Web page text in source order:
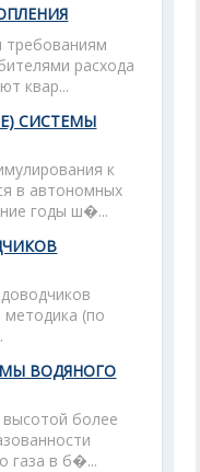
расхода
квар...
СИСТЕМЫ
к
в автономных
годы ш�...
(по
ВОДЯНОГО
более
газа в б�...